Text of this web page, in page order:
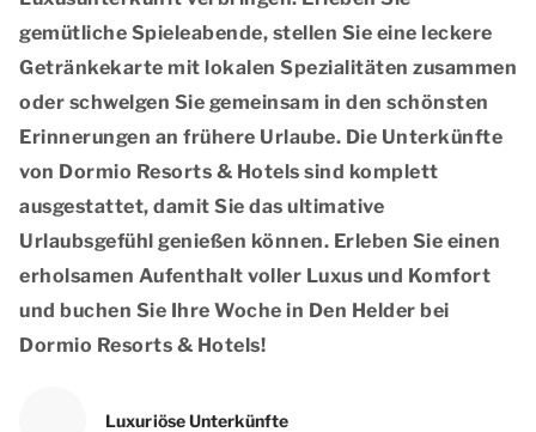
gemütliche Spieleabende, stellen Sie eine leckere
Getränkekarte mit lokalen Spezialitäten zusammen
oder schwelgen Sie gemeinsam in den schönsten
Erinnerungen an frühere Urlaube. Die Unterkünfte
von Dormio Resorts & Hotels sind komplett
ausgestattet, damit Sie das ultimative
Urlaubsgefühl genießen können. Erleben Sie einen
erholsamen Aufenthalt voller Luxus und Komfort
und buchen Sie Ihre Woche in Den Helder bei
Dormio Resorts & Hotels!
Luxuriöse Unterkünfte